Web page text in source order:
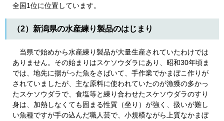
全国1位に位置しています。
（2）新潟県の水産練り製品のはじまり
当県で始めから水産練り製品が大量生産されていたわけでは
ありません。その始まりはスケソウダラにあり、昭和30年頃ま
では、地先に揚がった魚をさばいて、手作業でかまぼこ作りが
されていましたが、主な原料に使われていたのが漁獲の多かっ
たスケソウダラで、食塩等と練り合わせたスケソウダラのすり
身は、加熱しなくても固まる性質（坐り）が強く、扱いが難し
い魚種ですが手の込んだ職人芸で、小規模ながら上質なかまぼ